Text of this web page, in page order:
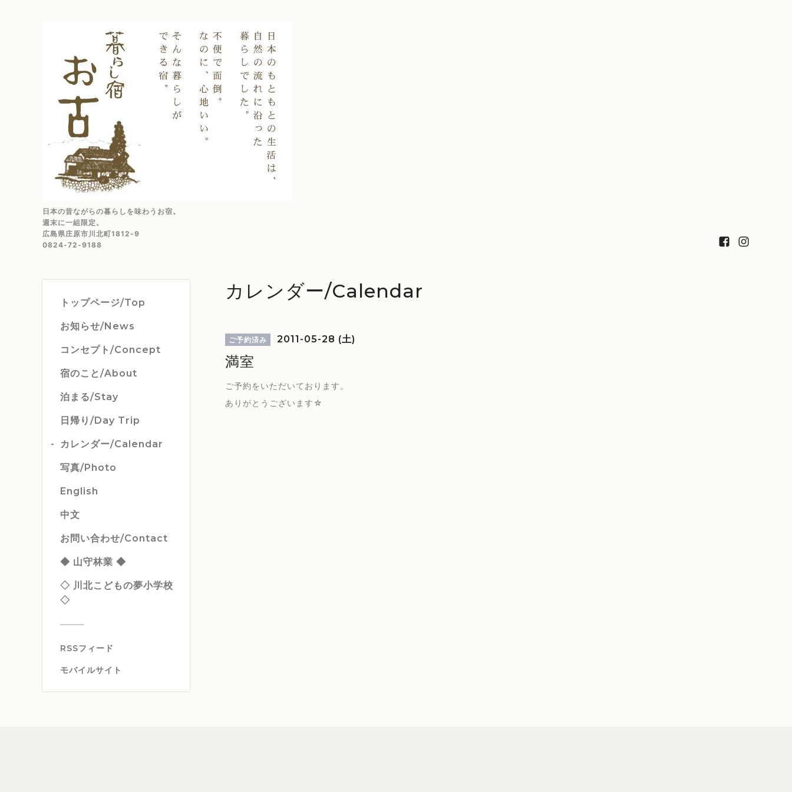
日本の昔ながらの暮らしを味わうお宿。
週末に一組限定。
広島県庄原市川北町1812-9
0824-72-9188
トップページ/Top
お知らせ/News
コンセプト/Concept
宿のこと/About
泊まる/Stay
日帰り/Day Trip
カレンダー/Calendar
写真/Photo
English
中文
お問い合わせ/Contact
◆ 山守林業 ◆
◇ 川北こどもの夢小学校
◇
RSSフィード
モバイルサイト
カレンダー/Calendar
ご予約済み 2011-05-28 (土)
満室
ご予約をいただいております。
ありがとうございます☆